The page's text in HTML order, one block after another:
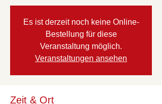
Es ist derzeit noch keine Online-
Bestellung für diese
Veranstaltung möglich.
Veranstaltungen ansehen
Zeit & Ort